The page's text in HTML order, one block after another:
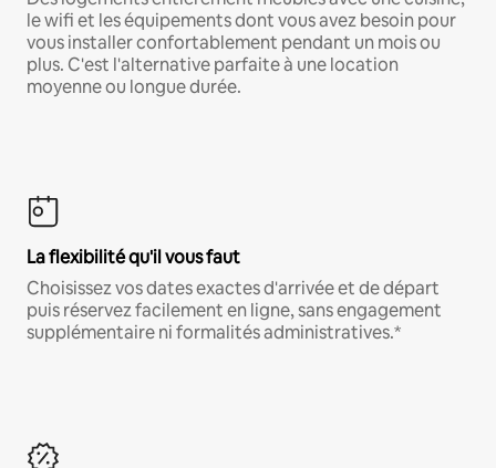
le wifi et les équipements dont vous avez besoin pour
vous installer confortablement pendant un mois ou
plus. C'est l'alternative parfaite à une location
moyenne ou longue durée.
La flexibilité qu'il vous faut
Choisissez vos dates exactes d'arrivée et de départ
puis réservez facilement en ligne, sans engagement
supplémentaire ni formalités administratives.*